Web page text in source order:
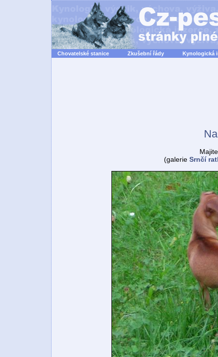
Chovatelské stanice Zkušební řády Kynologická
(galerie Srnčí